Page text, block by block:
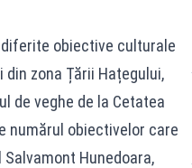
obiective culturale
zona Țării Hațegului,
de veghe de la Cetatea
numărul obiectivelor care
Hunedoara,